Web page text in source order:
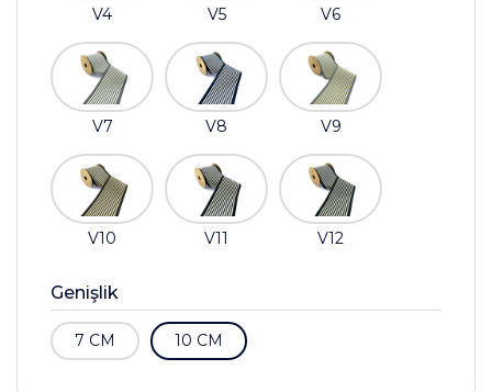
V4 V5 V6
V7 V8 V9
V10 V11 V12
Genişlik
7 CM 10 CM